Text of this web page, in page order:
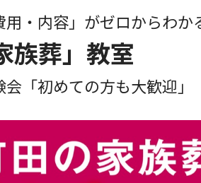
・内容」がゼロからわか
族葬」教室
会「初めての方も大歓迎｣